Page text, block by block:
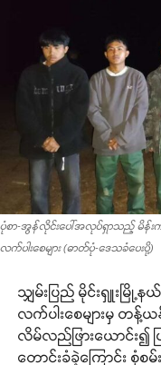
ပုံစာ-အွန်လိုင်းပေါ်အလုပ်ရှာသည့် မိန်း
လက်ပါးစေများ (ဓာတ်ပုံ-ဒေသခံပေးပို့)
သျှမ်းပြည် မိုင်းရှူးမြို့န
လက်ပါးစေများမှ
လိမ်လည်ဖြားယောင်း၍
တောင်းခံခဲ့ကြောင်း စုံစ